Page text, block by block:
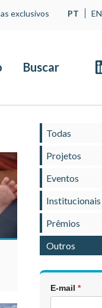
exclusivos PT EN
Buscar
Todas
Projetos
Eventos
Institucionais
Prêmios
Outros
E-mail *